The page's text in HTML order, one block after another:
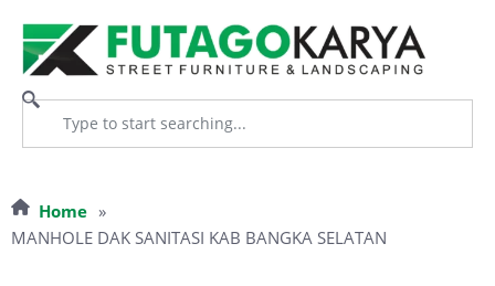
Home »
MANHOLE DAK SANITASI KAB BANGKA SELATAN